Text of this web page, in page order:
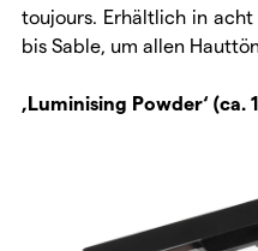
toujours. Erhältlich in acht
bis Sable, um allen
‚Luminising Powder‘ (ca.